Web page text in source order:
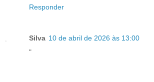
Responder
Silva 10 de abril de 2026 às 13:00
"